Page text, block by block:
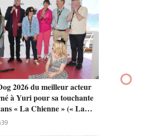
2026 du meilleur acteur
à Yuri pour sa touchante
« La Chienne » (« La
Sotomayor